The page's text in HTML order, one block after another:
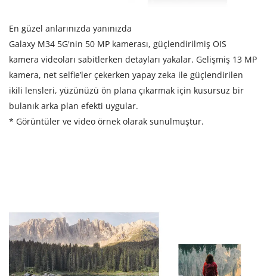
En güzel anlarınızda yanınızda
Galaxy M34 5G'nin 50 MP kamerası, güçlendirilmiş OIS
kamera videoları sabitlerken detayları yakalar. Gelişmiş 13 MP
kamera, net selfie’ler çekerken yapay zeka ile güçlendirilen
ikili lensleri, yüzünüzü ön plana çıkarmak için kusursuz bir
bulanık arka plan efekti uygular.
* Görüntüler ve video örnek olarak sunulmuştur.